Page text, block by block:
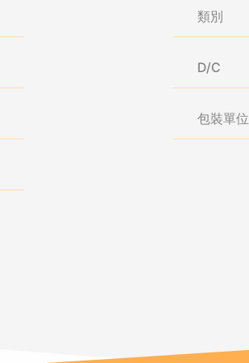
類別
D/C
包裝單位